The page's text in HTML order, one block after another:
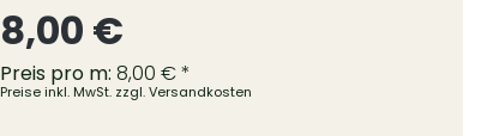
Regulärer Preis:
8,00 €
Preis pro m: 8,00 € *
Preise inkl. MwSt. zzgl. Versandkosten